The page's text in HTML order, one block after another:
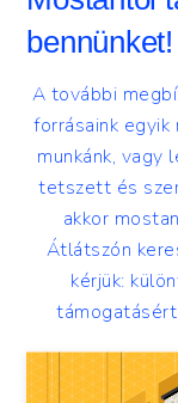
bennünket!
A további
forrásaink
munkánk,
tetszett és
akkor
Átlátszón
kérjük: